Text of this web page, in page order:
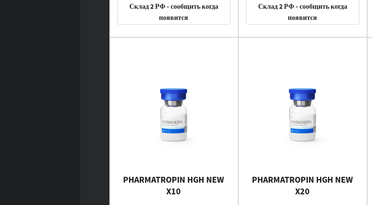
Склад 2 РФ - сообщить когда
появится
Склад 2 РФ - сообщить когда
появится
PHARMATROPIN HGH NEW
X10
PHARMATROPIN HGH NEW
X20